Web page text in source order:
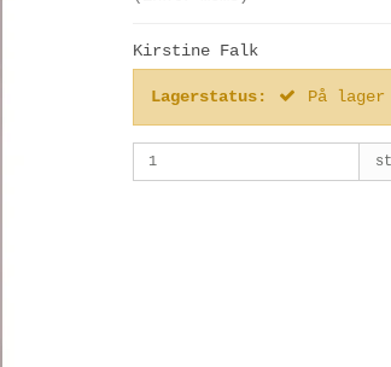
Kirstine Falk
Lagerstatus: På lager